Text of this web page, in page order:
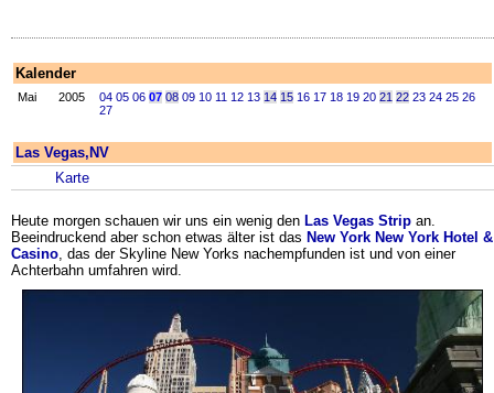
Kalender
Mai 2005 04 05 06 07 08 09 10 11 12 13 14 15 16 17 18 19 20 21 22 23 24 25 26
27
Las Vegas,NV
Karte
Heute morgen schauen wir uns ein wenig den Las Vegas Strip an.
Beeindruckend aber schon etwas älter ist das New York New York Hotel &
Casino , das der Skyline New Yorks nachempfunden ist und von einer
Achterbahn umfahren wird.